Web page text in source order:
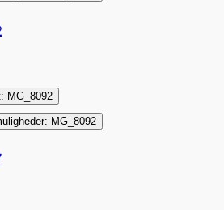
MG_8092
MG_8092